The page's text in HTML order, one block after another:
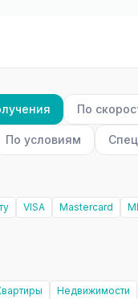
По
По условиям
VISA Mastercard
Недвижимости